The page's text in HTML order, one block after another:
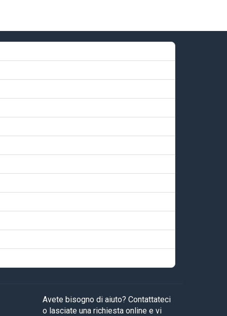
Avete bisogno di aiuto? Contattateci
o lasciate una richiesta online e vi